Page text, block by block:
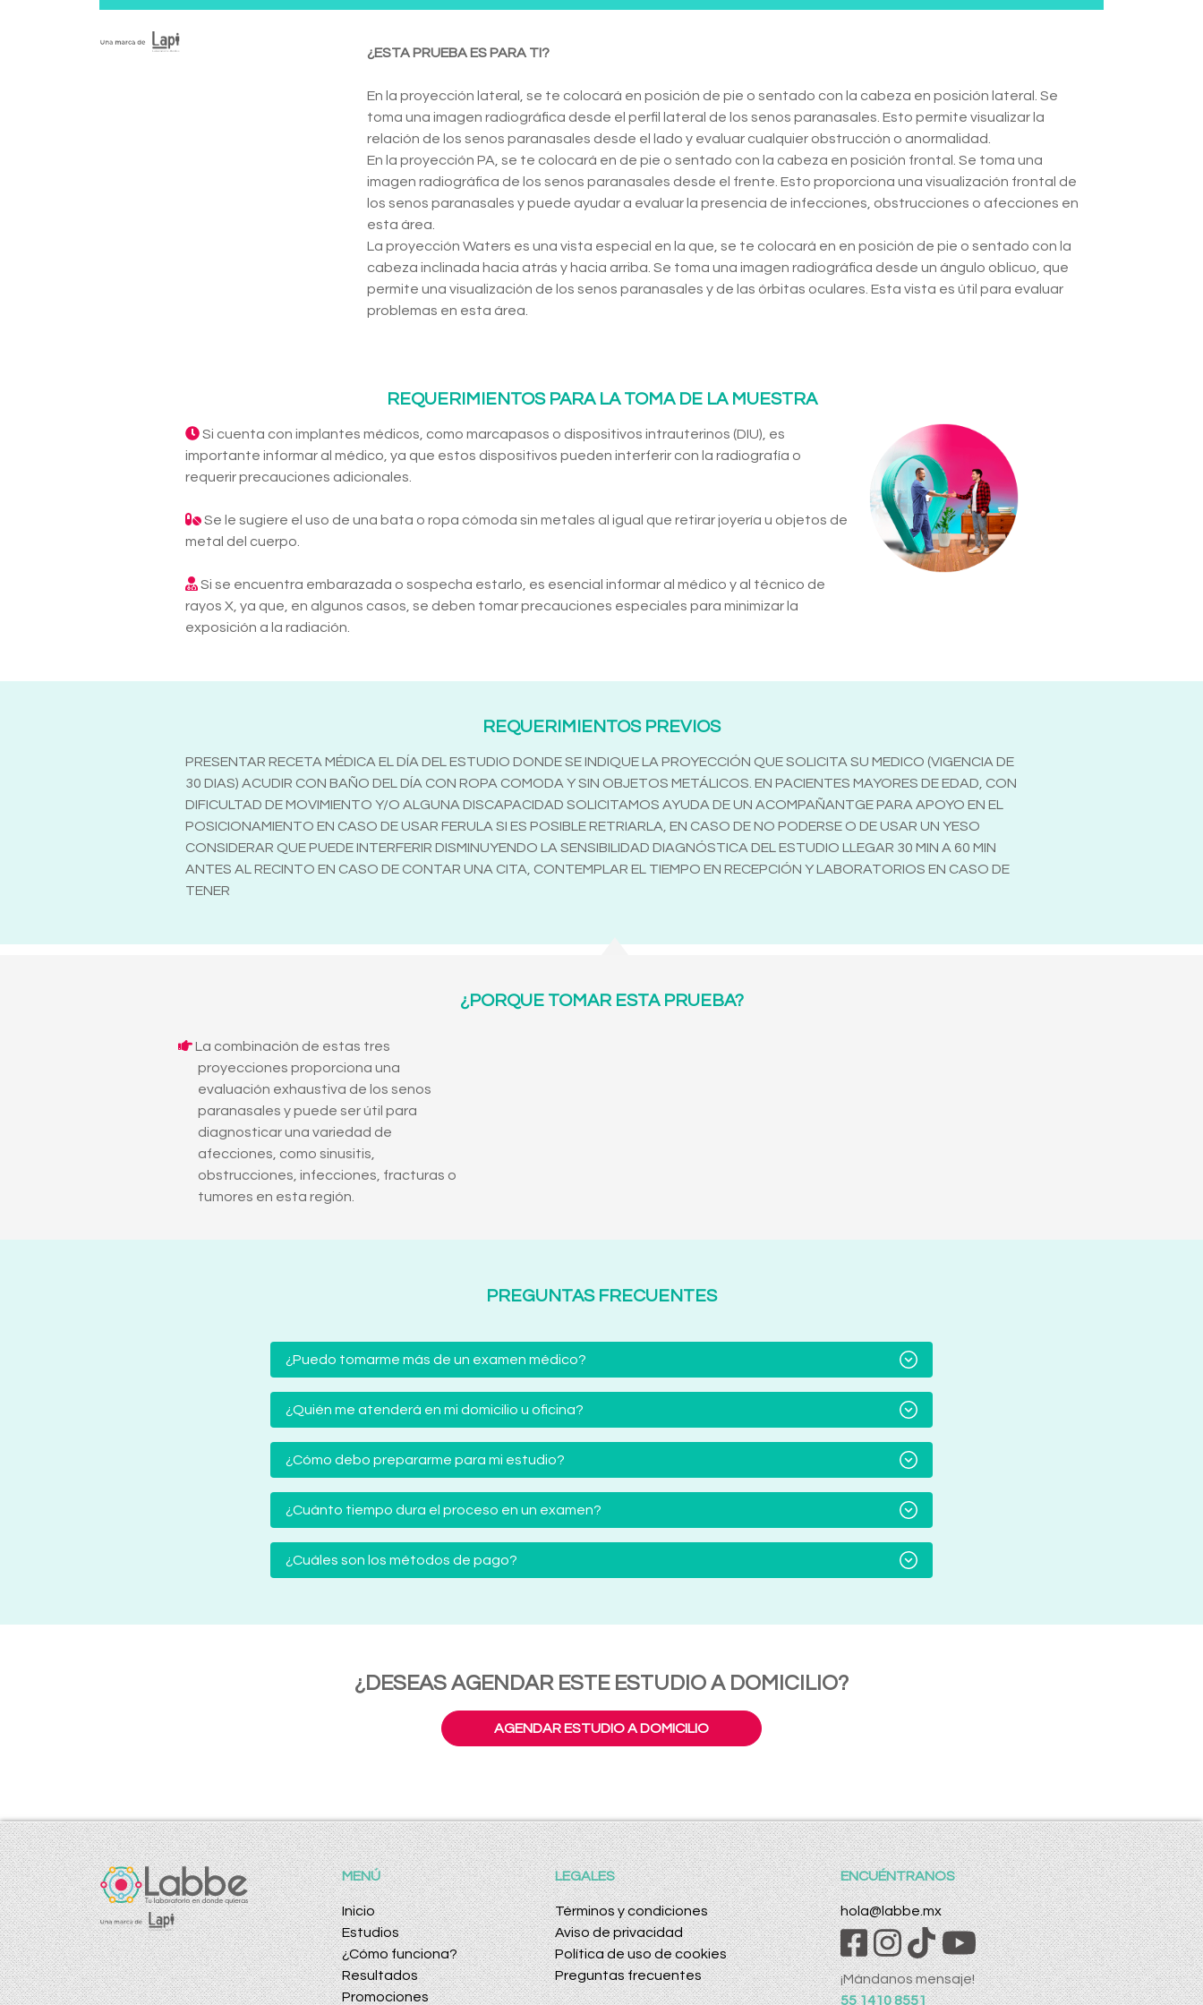
¿ESTA PRUEBA ES PARA TI?
En la proyección lateral, se te colocará en posición de pie o sentado con la cabeza en posición lateral. Se
toma una imagen radiográfica desde el perfil lateral de los senos paranasales. Esto permite visualizar la
relación de los senos paranasales desde el lado y evaluar cualquier obstrucción o anormalidad.
En la proyección PA, se te colocará en de pie o sentado con la cabeza en posición frontal. Se toma una
imagen radiográfica de los senos paranasales desde el frente. Esto proporciona una visualización frontal de
los senos paranasales y puede ayudar a evaluar la presencia de infecciones, obstrucciones o afecciones en
esta área.
La proyección Waters es una vista especial en la que, se te colocará en en posición de pie o sentado con la
cabeza inclinada hacia atrás y hacia arriba. Se toma una imagen radiográfica desde un ángulo oblicuo, que
permite una visualización de los senos paranasales y de las órbitas oculares. Esta vista es útil para evaluar
problemas en esta área.
REQUERIMIENTOS PARA LA TOMA DE LA MUESTRA
Si cuenta con implantes médicos, como marcapasos o dispositivos intrauterinos (DIU), es
importante informar al médico, ya que estos dispositivos pueden interferir con la radiografía o
requerir precauciones adicionales.
Se le sugiere el uso de una bata o ropa cómoda sin metales al igual que retirar joyería u objetos de
metal del cuerpo.
Si se encuentra embarazada o sospecha estarlo, es esencial informar al médico y al técnico de
rayos X, ya que, en algunos casos, se deben tomar precauciones especiales para minimizar la
exposición a la radiación.
REQUERIMIENTOS PREVIOS
PRESENTAR RECETA MÉDICA EL DÍA DEL ESTUDIO DONDE SE INDIQUE LA PROYECCIÓN QUE SOLICITA SU MEDICO (VIGENCIA DE
30 DIAS) ACUDIR CON BAÑO DEL DÍA CON ROPA COMODA Y SIN OBJETOS METÁLICOS. EN PACIENTES MAYORES DE EDAD, CON
DIFICULTAD DE MOVIMIENTO Y/O ALGUNA DISCAPACIDAD SOLICITAMOS AYUDA DE UN ACOMPAÑANTGE PARA APOYO EN EL
POSICIONAMIENTO EN CASO DE USAR FERULA SI ES POSIBLE RETRIARLA, EN CASO DE NO PODERSE O DE USAR UN YESO
CONSIDERAR QUE PUEDE INTERFERIR DISMINUYENDO LA SENSIBILIDAD DIAGNÓSTICA DEL ESTUDIO LLEGAR 30 MIN A 60 MIN
ANTES AL RECINTO EN CASO DE CONTAR UNA CITA, CONTEMPLAR EL TIEMPO EN RECEPCIÓN Y LABORATORIOS EN CASO DE
TENER
¿PORQUE TOMAR ESTA PRUEBA?
La combinación de estas tres
proyecciones proporciona una
evaluación exhaustiva de los senos
paranasales y puede ser útil para
diagnosticar una variedad de
afecciones, como sinusitis,
obstrucciones, infecciones, fracturas o
tumores en esta región.
PREGUNTAS FRECUENTES
¿Puedo tomarme más de un examen médico?
¿Quién me atenderá en mi domicilio u oficina?
¿Cómo debo prepararme para mi estudio?
¿Cuánto tiempo dura el proceso en un examen?
¿Cuáles son los métodos de pago?
¿DESEAS AGENDAR ESTE ESTUDIO A DOMICILIO?
AGENDAR ESTUDIO A DOMICILIO
MENÚ
Inicio
Estudios
¿Cómo funciona?
Resultados
Promociones
LEGALES
Términos y condiciones
Aviso de privacidad
Política de uso de cookies
Preguntas frecuentes
ENCUÉNTRANOS
hola@labbe.mx
¡Mándanos mensaje!
55 1410 8551